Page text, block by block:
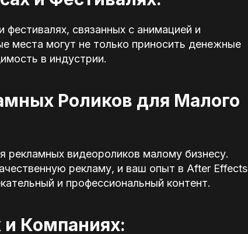
фестивалях, связанных с анимацией и
места могут не только приносить денежные
в индустрии.
Роликов для Малого
рекламных видеороликов малому бизнесу.
рекламу, и ваш опыт в After Effects
и профессиональный контент.
и Компаниях: